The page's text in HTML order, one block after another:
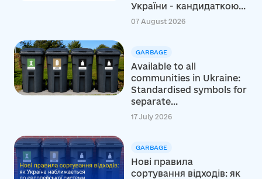
України - кандидаткою...
07 August 2026
GARBAGE
Available to all
communities in Ukraine:
Standardised symbols for
separate...
17 July 2026
GARBAGE
Нові правила
сортування відходів: як